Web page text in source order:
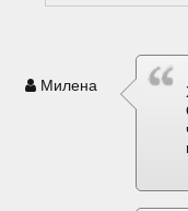
Милена